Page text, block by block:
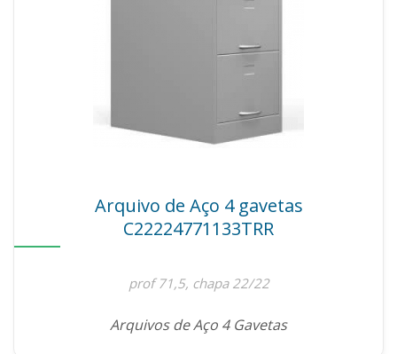
Arquivo de Aço 4 gavetas
C22224771133TRR
prof 71,5, chapa 22/22
Arquivos de Aço 4 Gavetas